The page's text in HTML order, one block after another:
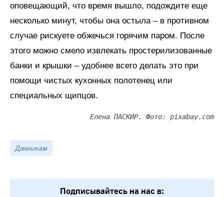
оповещающий, что время вышло, подождите еще
несколько минут, чтобы она остыла – в противном
случае рискуете обжечься горячим паром. После
этого можно смело извлекать простерилизованные
банки и крышки – удобнее всего делать это при
помощи чистых кухонных полотенец или
специальных щипцов.
Елена ПАСКИР. Фото: pixabay.com
Дачникам
Подписывайтесь на нас в: